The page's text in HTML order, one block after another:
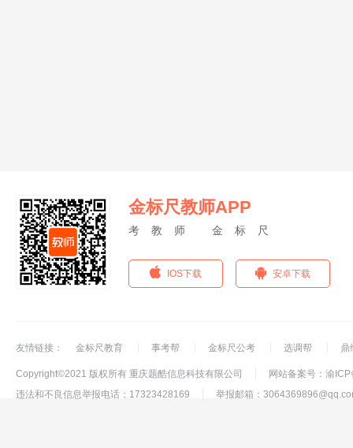
金标尺教师APP
考教师 金标尺
IOS下载 安卓下载
友情链接： 金标尺教育 事考帮 金标尺公考 选调帮 鼎
Copyright©2021 版权所有 重庆题酷信息科技有限公司
网站备案号：渝
违法和不良信息举报电话：17323428169
举报邮箱：